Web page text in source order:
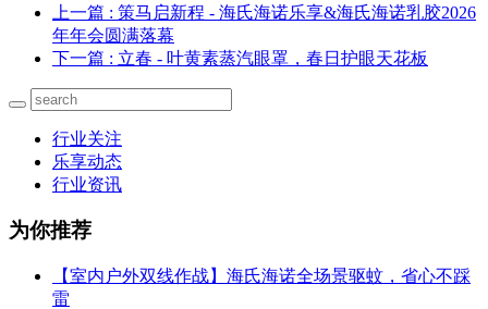
上一篇 : 策马启新程 - 海氏海诺乐享&海氏海诺乳胶2026
年年会圆满落幕
下一篇 : 立春 - 叶黄素蒸汽眼罩，春日护眼天花板
行业关注
乐享动态
行业资讯
为你推荐
【室内户外双线作战】海氏海诺全场景驱蚊，省心不踩
雷